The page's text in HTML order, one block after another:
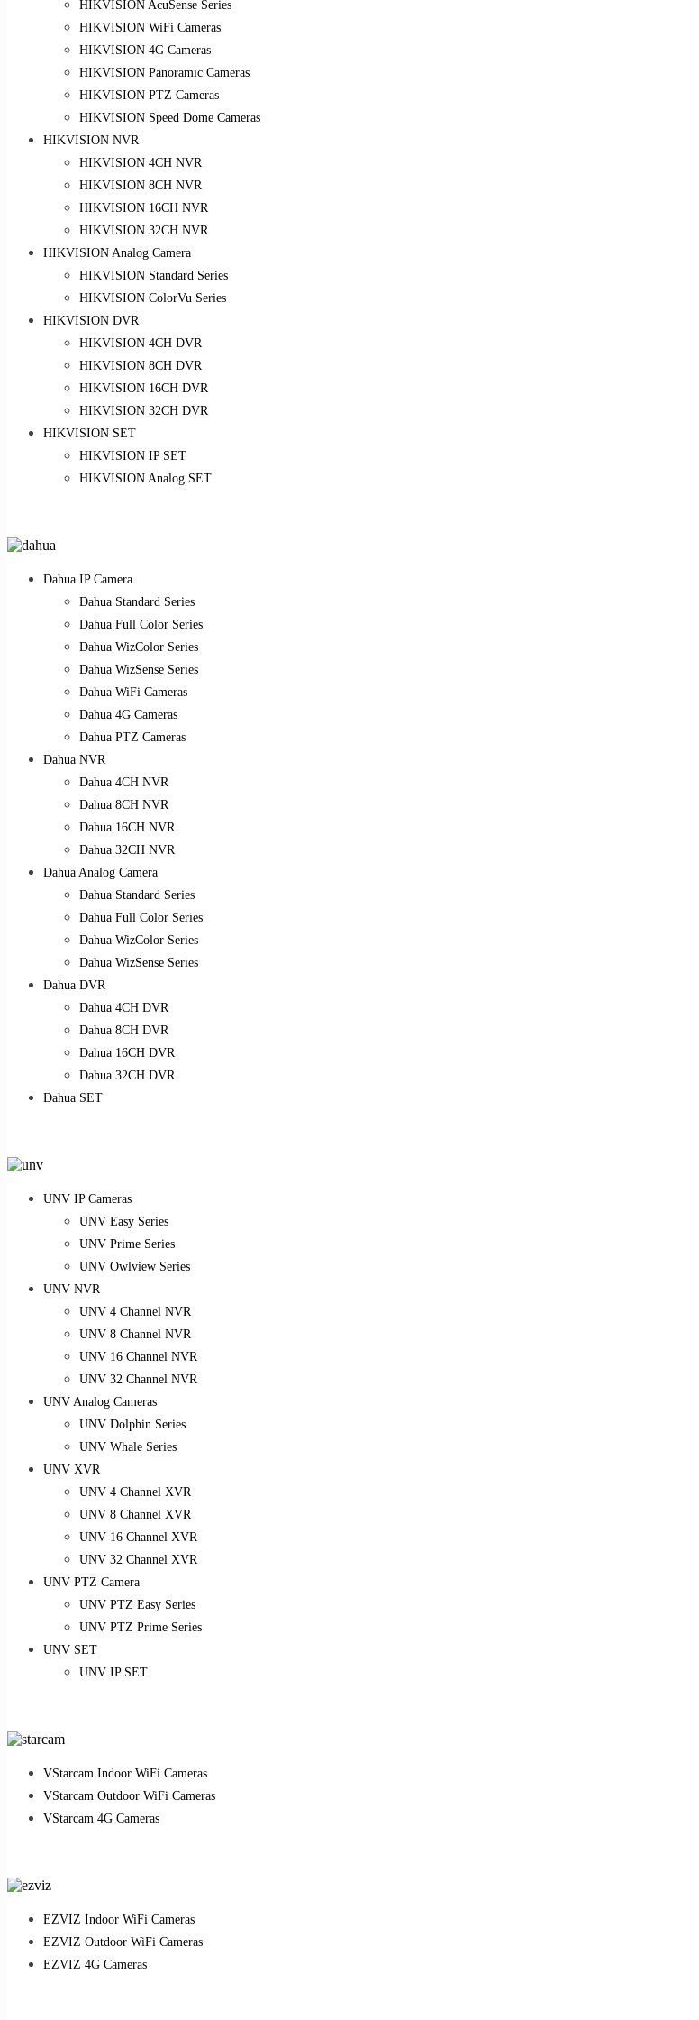
HIKVISION AcuSense Series
HIKVISION WiFi Cameras
HIKVISION 4G Cameras
HIKVISION Panoramic Cameras
HIKVISION PTZ Cameras
HIKVISION Speed Dome Cameras
HIKVISION NVR
HIKVISION 4CH NVR
HIKVISION 8CH NVR
HIKVISION 16CH NVR
HIKVISION 32CH NVR
HIKVISION Analog Camera
HIKVISION Standard Series
HIKVISION ColorVu Series
HIKVISION DVR
HIKVISION 4CH DVR
HIKVISION 8CH DVR
HIKVISION 16CH DVR
HIKVISION 32CH DVR
HIKVISION SET
HIKVISION IP SET
HIKVISION Analog SET
Dahua IP Camera
Dahua Standard Series
Dahua Full Color Series
Dahua WizColor Series
Dahua WizSense Series
Dahua WiFi Cameras
Dahua 4G Cameras
Dahua PTZ Cameras
Dahua NVR
Dahua 4CH NVR
Dahua 8CH NVR
Dahua 16CH NVR
Dahua 32CH NVR
Dahua Analog Camera
Dahua Standard Series
Dahua Full Color Series
Dahua WizColor Series
Dahua WizSense Series
Dahua DVR
Dahua 4CH DVR
Dahua 8CH DVR
Dahua 16CH DVR
Dahua 32CH DVR
Dahua SET
UNV IP Cameras
UNV Easy Series
UNV Prime Series
UNV Owlview Series
UNV NVR
UNV 4 Channel NVR
UNV 8 Channel NVR
UNV 16 Channel NVR
UNV 32 Channel NVR
UNV Analog Cameras
UNV Dolphin Series
UNV Whale Series
UNV XVR
UNV 4 Channel XVR
UNV 8 Channel XVR
UNV 16 Channel XVR
UNV 32 Channel XVR
UNV PTZ Camera
UNV PTZ Easy Series
UNV PTZ Prime Series
UNV SET
UNV IP SET
VStarcam Indoor WiFi Cameras
VStarcam Outdoor WiFi Cameras
VStarcam 4G Cameras
EZVIZ Indoor WiFi Cameras
EZVIZ Outdoor WiFi Cameras
EZVIZ 4G Cameras